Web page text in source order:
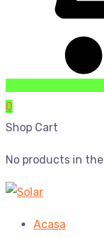
0
Shop Cart
No products in
Acasa